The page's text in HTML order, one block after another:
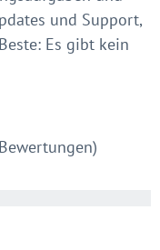
und Support,
Es gibt kein